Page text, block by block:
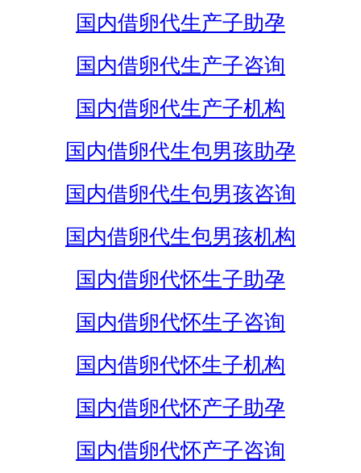
国内借卵代生产子助孕
国内借卵代生产子咨询
国内借卵代生产子机构
国内借卵代生包男孩助孕
国内借卵代生包男孩咨询
国内借卵代生包男孩机构
国内借卵代怀生子助孕
国内借卵代怀生子咨询
国内借卵代怀生子机构
国内借卵代怀产子助孕
国内借卵代怀产子咨询